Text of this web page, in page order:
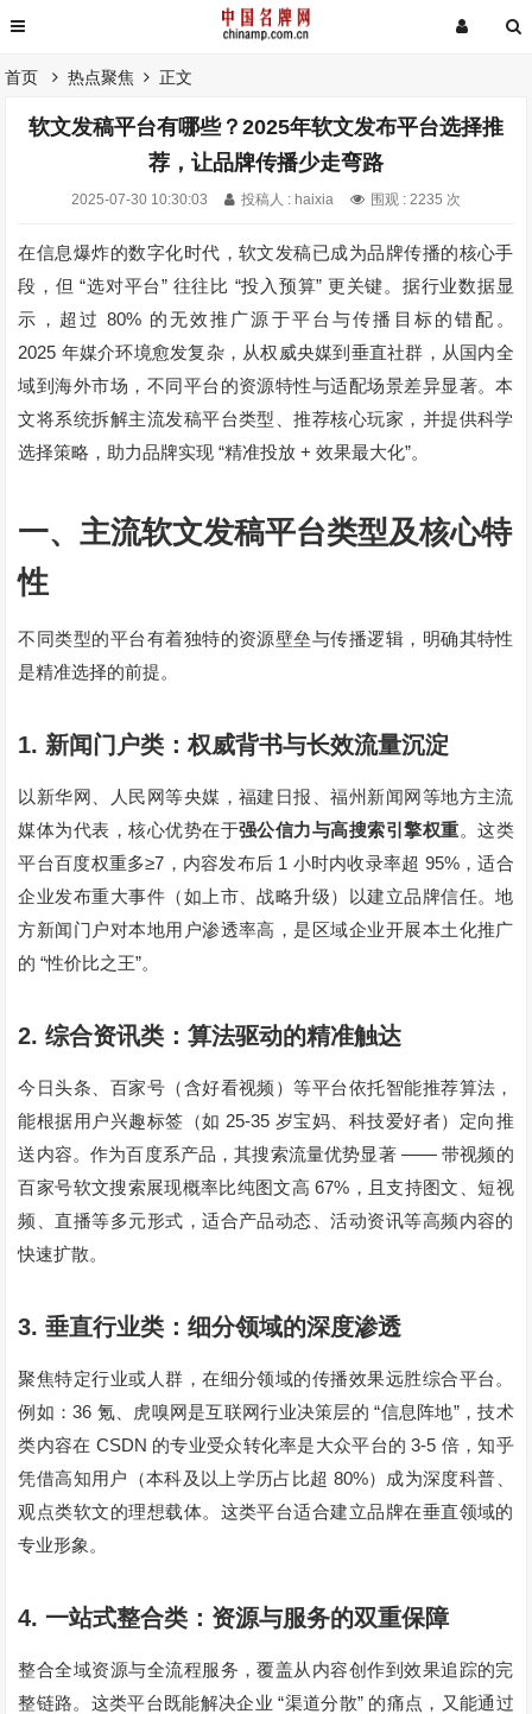
首页 热点聚焦 正文
软文发稿平台有哪些？2025年软文发布平台选择推
荐，让品牌传播少走弯路
2025-07-30 10:30:03 投稿人 : haixia 围观 : 2235 次
在信息爆炸的数字化时代，软文发稿已成为品牌传播的核心手
段，但 “选对平台” 往往比 “投入预算”更关键。据行业数据显
示，超过80% 的无效推广源于平台与传播目标的错配。
2025 年媒介环境愈发复杂，从权威央媒到垂直社群，从国内全
域到海外市场，不同平台的资源特性与适配场景差异显著。本
文将系统拆解主流发稿平台类型、推荐核心玩家，并提供科学
选择策略，助力品牌实现“精准投放+效果最大化”。
一、主流软文发稿平台类型及核心特
性
不同类型的平台有着独特的资源壁垒与传播逻辑，明确其特性
是精准选择的前提。
1. 新闻门户类：权威背书与长效流量沉淀
以新华网、人民网等央媒，福建日报、福州新闻网等地方主流
媒体为代表，核心优势在于强公信力与高搜索引擎权重。这类
平台百度权重多≥7 ，内容发布后 1 小时内收录率超 95%，适合
企业发布重大事件（如上市、战略升级）以建立品牌信任。地
方新闻门户对本地用户渗透率高，是区域企业开展本土化推广
的“性价比之王”。
2.综合资讯类：算法驱动的精准触达
今日头条、百家号（含好看视频）等平台依托智能推荐算法，
能根据用户兴趣标签（如 25-35 岁宝妈、科技爱好者）定向推
送内容。作为百度系产品，其搜索流量优势显著 ——带视频的
百家号软文搜索展现概率比纯图文高67% ，且支持图文、短视
频、直播等多元形式，适合产品动态、活动资讯等高频内容的
快速扩散。
3.垂直行业类：细分领域的深度渗透
聚焦特定行业或人群，在细分领域的传播效果远胜综合平台。
例如：36 氪、虎嗅网是互联网行业决策层的“信息阵地”，技术
类内容在 CSDN 的专业受众转化率是大众平台的3-5 倍，知乎
凭借高知用户（本科及以上学历占比超 80%）成为深度科普、
观点类软文的理想载体。这类平台适合建立品牌在垂直领域的
专业形象。
4. 一站式整合类：资源与服务的双重保障
整合全域资源与全流程服务，覆盖从内容创作到效果追踪的完
整链路。这类平台既能解决企业 “渠道分散” 的痛点，又能通过